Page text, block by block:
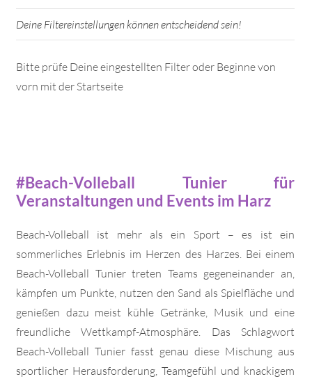
Deine Filtereinstellungen können entscheidend sein!
Bitte prüfe Deine eingestellten Filter oder Beginne von
vorn mit der Startseite
#Beach-Volleball Tunier für
Veranstaltungen und Events im Harz
Beach-Volleball ist mehr als ein Sport – es ist ein
sommerliches Erlebnis im Herzen des Harzes. Bei einem
Beach-Volleball Tunier treten Teams gegeneinander an,
kämpfen um Punkte, nutzen den Sand als Spielfläche und
genießen dazu meist kühle Getränke, Musik und eine
freundliche Wettkampf-Atmosphäre. Das Schlagwort
Beach-Volleball Tunier fasst genau diese Mischung aus
sportlicher Herausforderung, Teamgefühl und knackigem